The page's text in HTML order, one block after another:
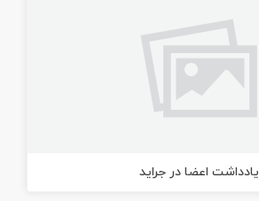
یادداشت اعضا در جراید